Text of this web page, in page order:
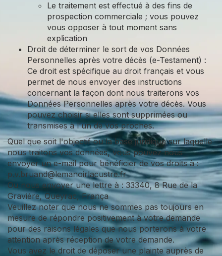
Le traitement est effectué à des fins de
prospection commerciale ; vous pouvez
vous opposer à tout moment sans
explication
Droit de déterminer le sort de vos Données
Personnelles après votre décès (e-Testament) :
Ce droit est spécifique au droit français et vous
permet de nous envoyer des instructions
concernant la façon dont nous traiterons vos
Données Personnelles après votre décès. Vous
pouvez choisir si elles sont supprimées ou
transmises à l'un de vos proches.
Quel que soit l'objectif ou la base juridique sur laquelle
nous traitons vos données, vous pouvez nous
envoyer un e-mail pour bénéficier de vos droits à :
p.v.bruand@lemanoirlacustre.fr
Ou nous envoyer une lettre à : 33340, 8 Rue de la
Gravière, Queyrac, França
Veuillez noter que nous ne sommes pas toujours en
mesure de répondre positivement à votre demande
pour des raisons légales que nous porterons à votre
attention après réception de votre demande.
Vous avez le droit de déposer une plainte auprès de